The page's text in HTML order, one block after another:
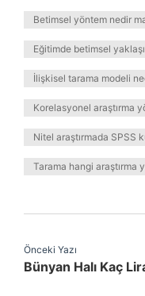
Betimsel yöntem nedir
Eğitimde betimsel
İlişkisel tarama modeli
Korelasyonel araştırma
Nitel araştırmada SPSS
Tarama hangi araştırma
Önceki Yazı
Bünyan Halı Kaç